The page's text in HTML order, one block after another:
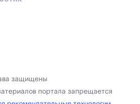
защищены
портала запрещается